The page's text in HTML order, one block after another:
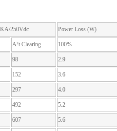
250Vdc Power Loss (W)
A²t Clearing 100%
98 2.9
152 3.6
297 4.0
492 5.2
607 5.6